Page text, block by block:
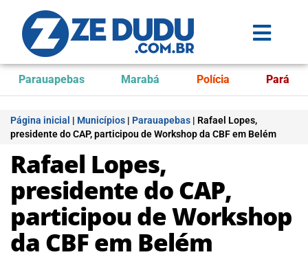
Parauapebas Marabá Polícia Pará
Página inicial | Municípios | Parauapebas | Rafael Lopes,
presidente do CAP, participou de Workshop da CBF em Belém
Rafael Lopes,
presidente do CAP,
participou de Workshop
da CBF em Belém